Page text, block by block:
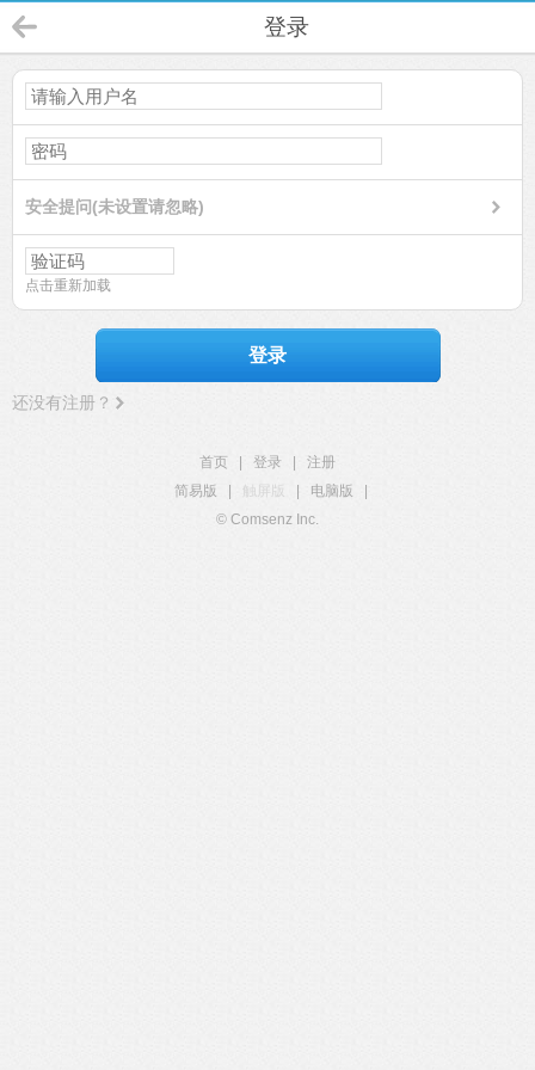
登录
安全提问(未设置请忽略)
点击重新加载
登录
还没有注册？
首页 登录
注册
简易版
触屏版 电脑版
© Comsenz Inc.